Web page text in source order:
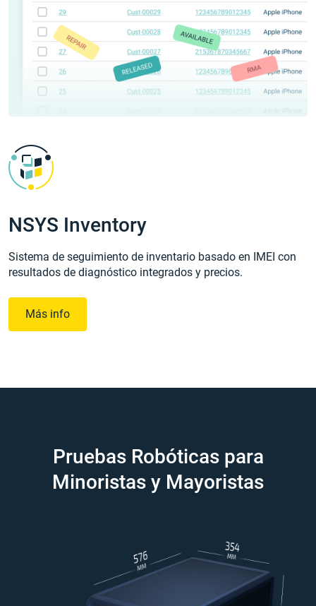
NSYS Inventory
Sistema de seguimiento de inventario basado en IMEI con
resultados de diagnóstico integrados y precios.
Más info
Pruebas Robóticas para
Minoristas y Mayoristas